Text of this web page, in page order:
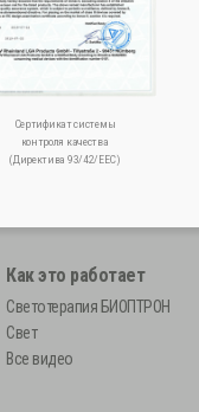
Сертификат системы
контроля качества
(Директива 93/42/ЕЕС)
Как это работает
Светотерапия БИОПТРОН
Свет
Все видео